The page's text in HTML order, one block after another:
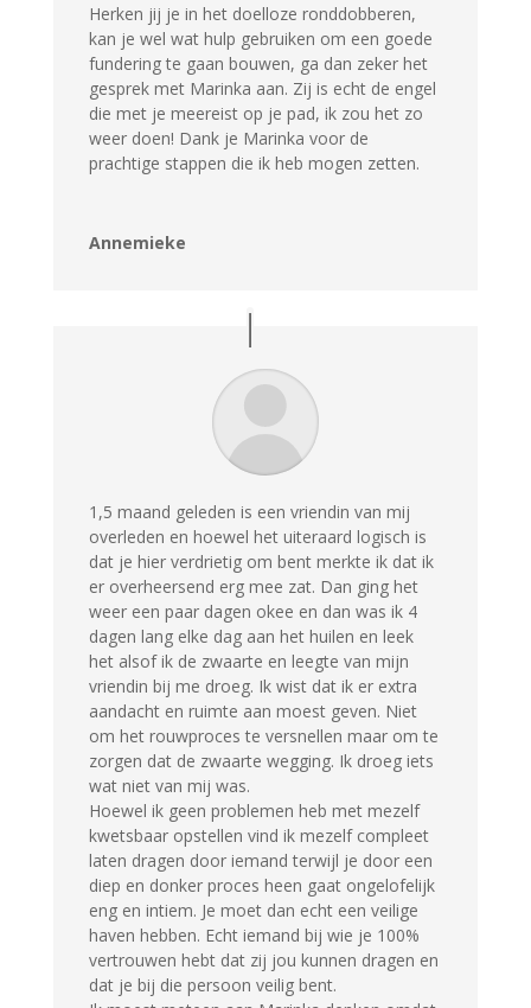
Herken jij je in het doelloze ronddobberen,
kan je wel wat hulp gebruiken om een goede
fundering te gaan bouwen, ga dan zeker het
gesprek met Marinka aan. Zij is echt de engel
die met je meereist op je pad, ik zou het zo
weer doen! Dank je Marinka voor de
prachtige stappen die ik heb mogen zetten.
Annemieke
1,5 maand geleden is een vriendin van mij
overleden en hoewel het uiteraard logisch is
dat je hier verdrietig om bent merkte ik dat ik
er overheersend erg mee zat. Dan ging het
weer een paar dagen okee en dan was ik 4
dagen lang elke dag aan het huilen en leek
het alsof ik de zwaarte en leegte van mijn
vriendin bij me droeg. Ik wist dat ik er extra
aandacht en ruimte aan moest geven. Niet
om het rouwproces te versnellen maar om te
zorgen dat de zwaarte wegging. Ik droeg iets
wat niet van mij was.
Hoewel ik geen problemen heb met mezelf
kwetsbaar opstellen vind ik mezelf compleet
laten dragen door iemand terwijl je door een
diep en donker proces heen gaat ongelofelijk
eng en intiem. Je moet dan echt een veilige
haven hebben. Echt iemand bij wie je 100%
vertrouwen hebt dat zij jou kunnen dragen en
dat je bij die persoon veilig bent.